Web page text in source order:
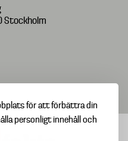
för att förbättra din
personligt innehåll och
Stockholm